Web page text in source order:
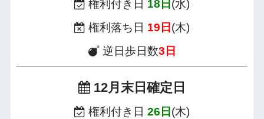
権利付き日 18日 (水)
権利落ち日 19日 (木)
逆日歩日数3日
12月末日確定日
権利付き日 26日 (木)